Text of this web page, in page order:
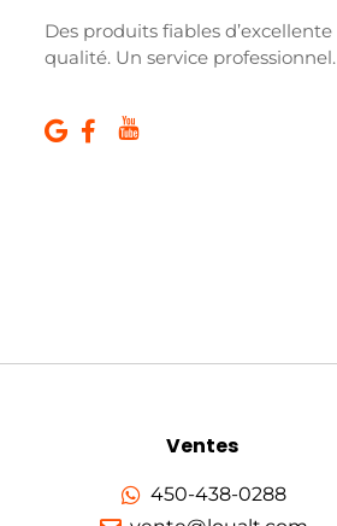
Des produits fiables d’excellente
qualité. Un service professionnel.
Ventes
450-438-0288